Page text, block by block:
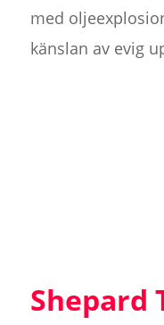
med
känslan av evig
Shepard